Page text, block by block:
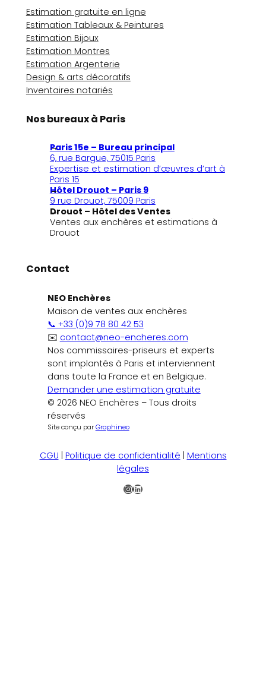
Estimation gratuite en ligne
Estimation Tableaux & Peintures
Estimation Bijoux
Estimation Montres
Estimation Argenterie
Design & arts décoratifs
Inventaires notariés
Nos bureaux à Paris
Paris 15e – Bureau principal
6, rue Bargue, 75015 Paris
Expertise et estimation d’œuvres d’art à
Paris 15
Hôtel Drouot – Paris 9
9 rue Drouot, 75009 Paris
Drouot – Hôtel des Ventes
Ventes aux enchères et estimations à
Drouot
Contact
NEO Enchères
Maison de ventes aux enchères
📞 +33 (0)9 78 80 42 53
✉️ contact@neo-encheres.com
Nos commissaires-priseurs et experts
sont implantés à Paris et interviennent
dans toute la France et en Belgique.
Demander une estimation gratuite
© 2026 NEO Enchères – Tous droits
réservés
Site conçu parGraphineo
CGU | Politique de confidentialité | Mentions
légales
Instagram
LinkedIn